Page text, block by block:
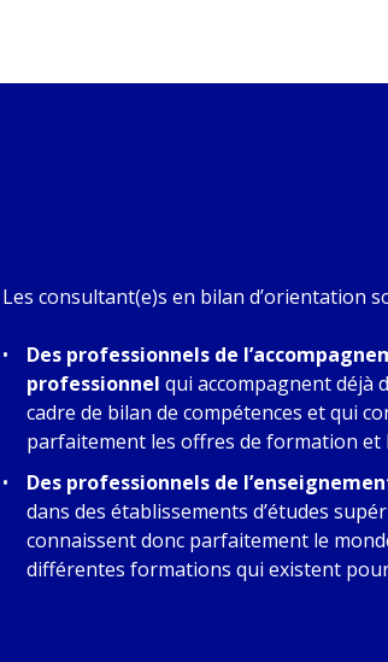
Les consultant(e)s en bilan d’orientation
Des professionnels de
professionnel qui accompagnent déjà
cadre de bilan de compétences et qui
parfaitement les offres de formation et
Des professionnels de
dans des établissements d’études
connaissent donc parfaitement le
différentes formations qui existent